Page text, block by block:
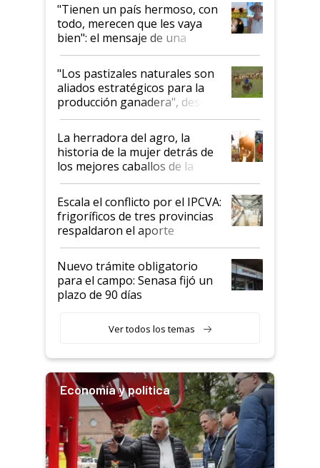
"Tienen un país hermoso, con
todo, merecen que les vaya
bien": el mensaje de una
ganadera uruguaya sobre las
oportunidades que se abren
para el agro en Argentina, con
foco en la carne
"Los pastizales naturales son
aliados estratégicos para la
producción ganadera", destaca
la iniciativa que ya reúne a 46
establecimientos en Argentina
La herradora del agro, la
historia de la mujer detrás de
los mejores caballos de la
Argentina y los mitos que
todavía hacen sufrir a estos
animales: "Mientras me
descalificaban, yo seguí
haciendo currículum"
Escala el conflicto por el IPCVA:
frigoríficos de tres provincias
respaldaron el aporte
obligatorio
Nuevo trámite obligatorio
para el campo: Senasa fijó un
plazo de 90 días
Ver todos los temas
Economía y política